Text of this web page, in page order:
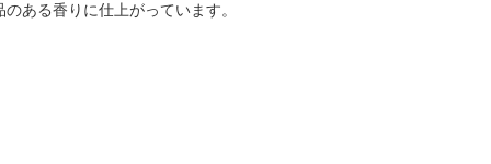
ある香りに仕上がっています。